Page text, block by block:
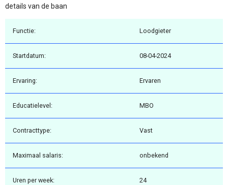
details van de baan
Functie: Loodgieter
Startdatum: 08-04-2024
Ervaring: Ervaren
Educatielevel: MBO
Contracttype: Vast
Maximaal salaris: onbekend
Uren per week: 24